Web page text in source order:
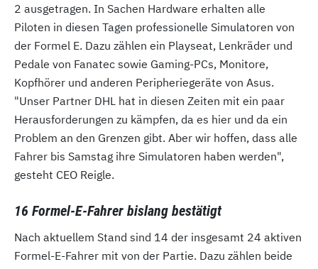
2 ausgetragen. In Sachen Hardware erhalten alle
Piloten in diesen Tagen professionelle Simulatoren von
der Formel E. Dazu zählen ein Playseat, Lenkräder und
Pedale von Fanatec sowie Gaming-PCs, Monitore,
Kopfhörer und anderen Peripheriegeräte von Asus.
"Unser Partner DHL hat in diesen Zeiten mit ein paar
Herausforderungen zu kämpfen, da es hier und da ein
Problem an den Grenzen gibt. Aber wir hoffen, dass alle
Fahrer bis Samstag ihre Simulatoren haben werden",
gesteht CEO Reigle.
16 Formel-E-Fahrer bislang bestätigt
Nach aktuellem Stand sind 14 der insgesamt 24 aktiven
Formel-E-Fahrer mit von der Partie. Dazu zählen beide